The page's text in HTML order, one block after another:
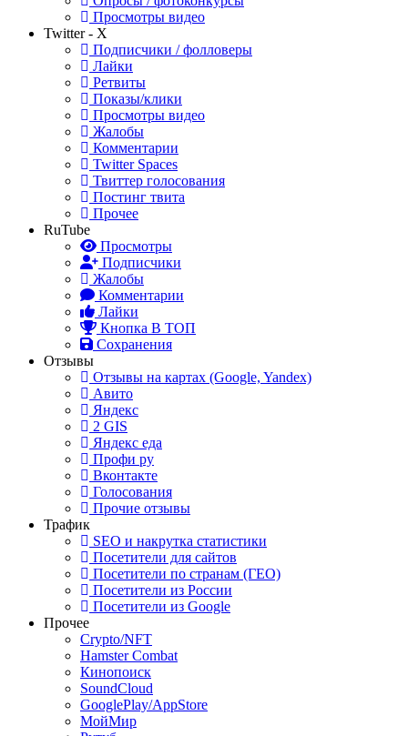
Просмотры видео
Twitter - X
Подписчики / фолловеры
Лайки
Ретвиты
Показы/клики
Просмотры видео
Жалобы
Комментарии
Twitter Spaces
Твиттер голосования
Постинг твита
Прочее
RuTube
Просмотры
Подписчики
Жалобы
Комментарии
Лайки
Кнопка В ТОП
Сохранения
Отзывы
Отзывы на картах (Google, Yandex)
Авито
Яндекс
2 GIS
Яндекс еда
Профи ру
Вконтакте
Голосования
Прочие отзывы
Трафик
SEO и накрутка статистики
Посетители для сайтов
Посетители по странам (ГЕО)
Посетители из России
Посетители из Google
Прочее
Crypto/NFT
Hamster Combat
Кинопоиск
SoundCloud
GooglePlay/AppStore
МойМир